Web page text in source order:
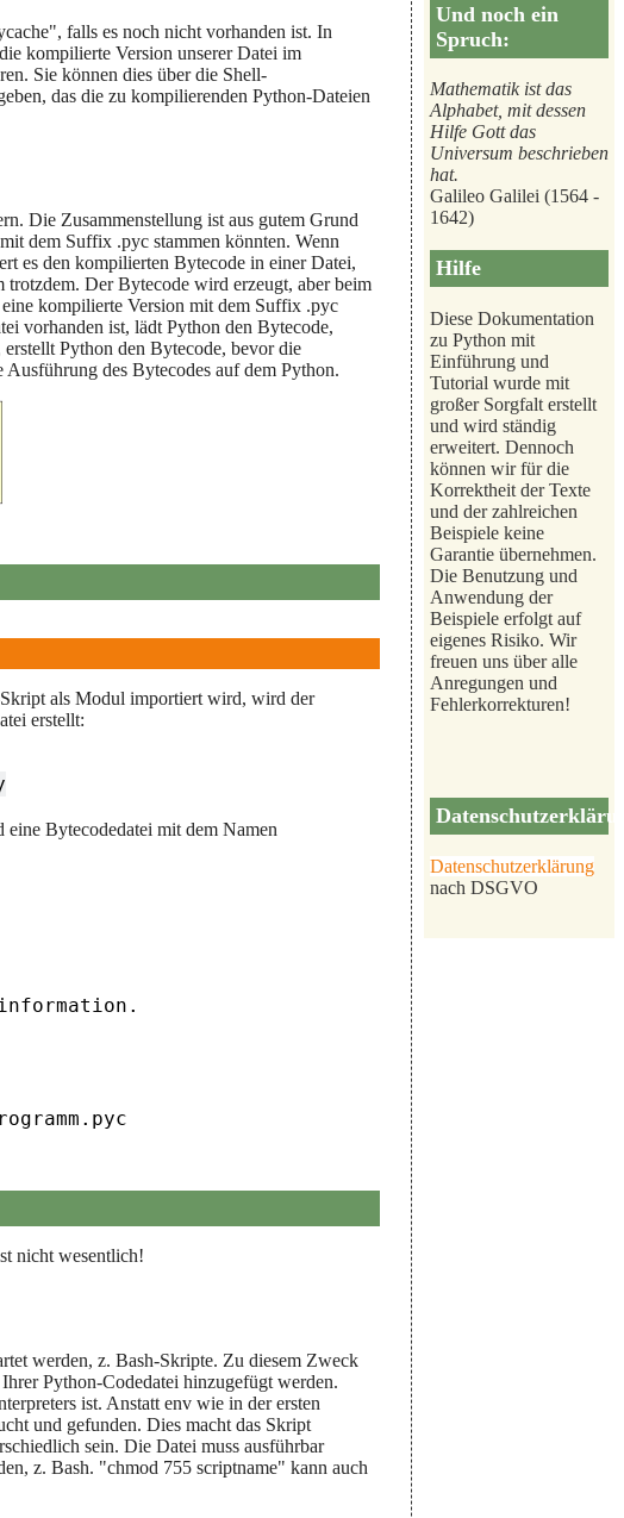
Und noch ein
Spruch:
Mathematik ist das
Alphabet, mit dessen
Hilfe Gott das
Universum beschrieben
hat.
Galileo Galilei (1564 -
1642)
Hilfe
Diese Dokumentation
zu Python mit
Einführung und
Tutorial wurde mit
großer Sorgfalt erstellt
und wird ständig
erweitert. Dennoch
können wir für die
Korrektheit der Texte
und der zahlreichen
Beispiele keine
Garantie übernehmen.
Die Benutzung und
Anwendung der
Beispiele erfolgt auf
eigenes Risiko. Wir
freuen uns über alle
Anregungen und
Fehlerkorrekturen!
Datenschutzerklärung
nach DSGVO
falls es noch nicht vorhanden ist. In
kompilierte Version unserer Datei im
Sie können dies über die Shell-
das die zu kompilierenden Python-Dateien
Die Zusammenstellung ist aus gutem Grund
dem Suffix .pyc stammen könnten. Wenn
es den kompilierten Bytecode in einer Datei,
Der Bytecode wird erzeugt, aber beim
kompilierte Version mit dem Suffix .pyc
vorhanden ist, lädt Python den Bytecode,
Python den Bytecode, bevor die
des Bytecodes auf dem Python.
als Modul importiert wird, wird der
erstellt:
Bytecodedatei mit dem Namen
nicht wesentlich!
werden, z. Bash-Skripte. Zu diesem Zweck
Python-Codedatei hinzugefügt werden.
ist. Anstatt env wie in der ersten
und gefunden. Dies macht das Skript
sein. Die Datei muss ausführbar
z. Bash. "chmod 755 scriptname" kann auch